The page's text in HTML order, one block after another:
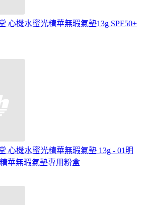
心機水蜜光精華無瑕氣墊13g SPF50+
心機水蜜光精華無瑕氣墊 13g - 01明
華無瑕氣墊專用粉盒